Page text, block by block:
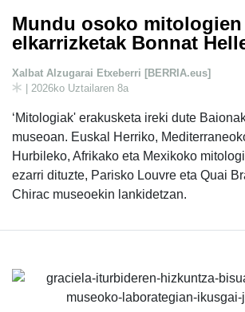
Mundu osoko mitologien
elkarrizketak Bonnat
Xalbat Alzugarai Etxeberri [BERRIA.eus]
| 2026ko Uztailaren 8a
‘Mitologiak' erakusketa ireki dute
museoan. Euskal Herriko,
Hurbileko, Afrikako eta Mexikoko
ezarri dituzte, Parisko Louvre eta Quai
Chirac museoekin lankidetzan.